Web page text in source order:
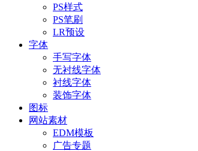
PS样式
PS笔刷
LR预设
字体
手写字体
无衬线字体
衬线字体
装饰字体
图标
网站素材
EDM模板
广告专题